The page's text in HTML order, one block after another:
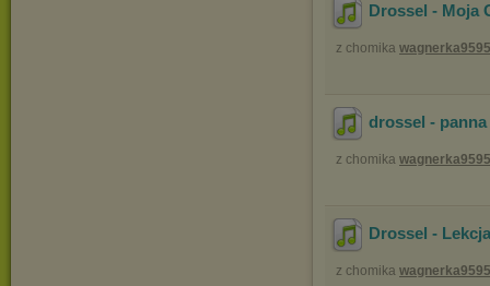
Drossel - Moja
z chomika wagnerka9595
drossel -
z chomika wagnerka9595
Drossel -
z chomika wagnerka9595